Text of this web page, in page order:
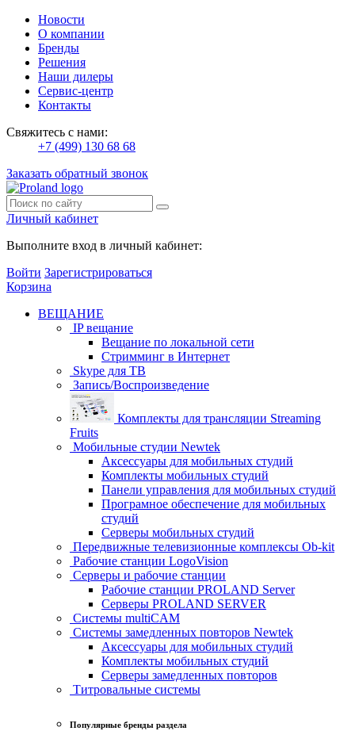
Новости
О компании
Бренды
Решения
Наши дилеры
Сервис-центр
Контакты
Свяжитесь с нами:
+7 (499) 130 68 68
Заказать обратный звонок
Личный кабинет
Выполните вход в личный кабинет:
Войти Зарегистрироваться
Корзина
ВЕЩАНИЕ
IP вещание
Вещание по локальной сети
Стримминг в Интернет
Skype для ТВ
Запись/Воспроизведение
Комплекты для трансляции Streaming
Fruits
Мобильные студии Newtek
Аксессуары для мобильных студий
Комплекты мобильных студий
Панели управления для мобильных студий
Програмное обеспечение для мобильных
студий
Серверы мобильных студий
Передвижные телевизионные комплексы Ob-kit
Рабочие станции LogoVision
Серверы и рабочие станции
Рабочие станции PROLAND Server
Серверы PROLAND SERVER
Системы multiCAM
Системы замедленных повторов Newtek
Аксессуары для мобильных студий
Комплекты мобильных студий
Серверы замедленных повторов
Титровальные системы
Популярные бренды раздела